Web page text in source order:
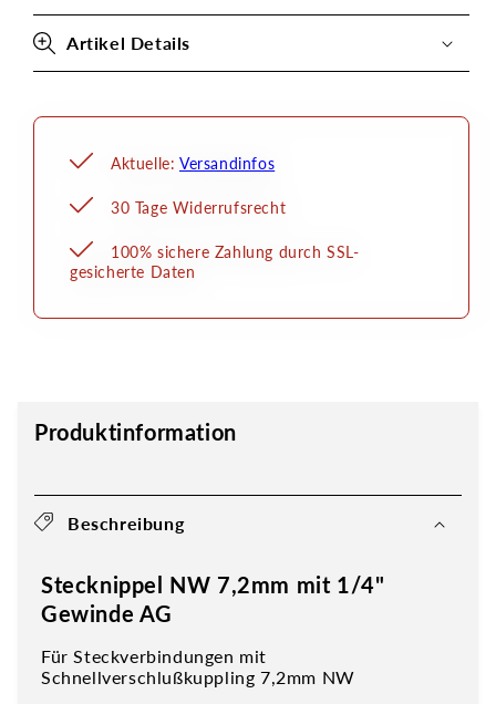
Artikel Details
Aktuelle: Versandinfos
30 Tage Widerrufsrecht
100% sichere Zahlung durch SSL-
gesicherte Daten
Produktinformation
Beschreibung
Stecknippel NW 7,2mm mit 1/4"
Gewinde AG
Für Steckverbindungen mit
Schnellverschlußkuppling 7,2mm NW